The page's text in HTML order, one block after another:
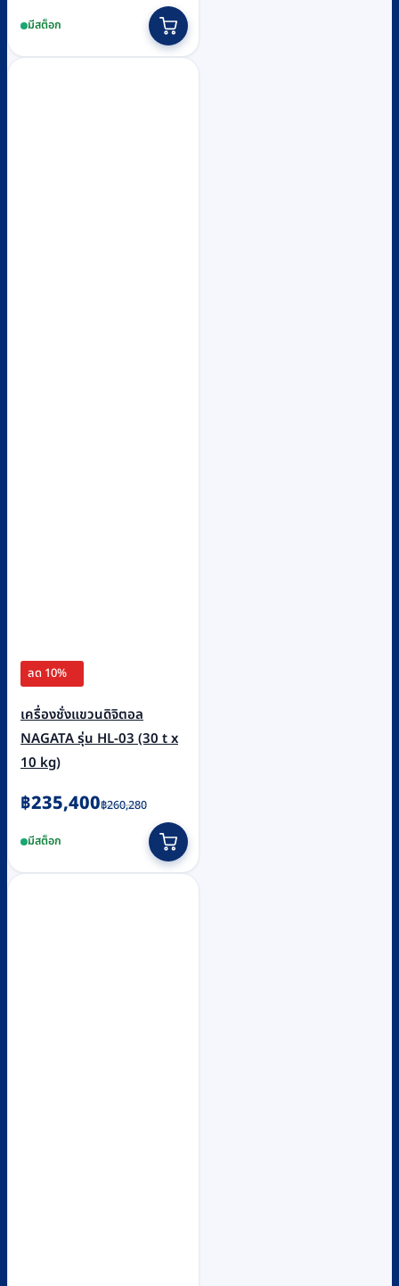
was:
฿466,250.
is:
฿422,000.
มีสต็อก
ลด 10%
เครื่องชั่งแขวนดิจิตอล
NAGATA รุ่น HL-03 (30 t x
10 kg)
฿260,280
Original
was:
฿260,280.
฿235,400
Current
is:
฿235,400.
มีสต็อก